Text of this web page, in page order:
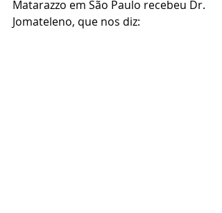
Matarazzo em São Paulo recebeu Dr.
Jomateleno, que nos diz: